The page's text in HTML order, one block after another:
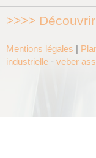
>>>>
Mentions légales |
industrielle - veber